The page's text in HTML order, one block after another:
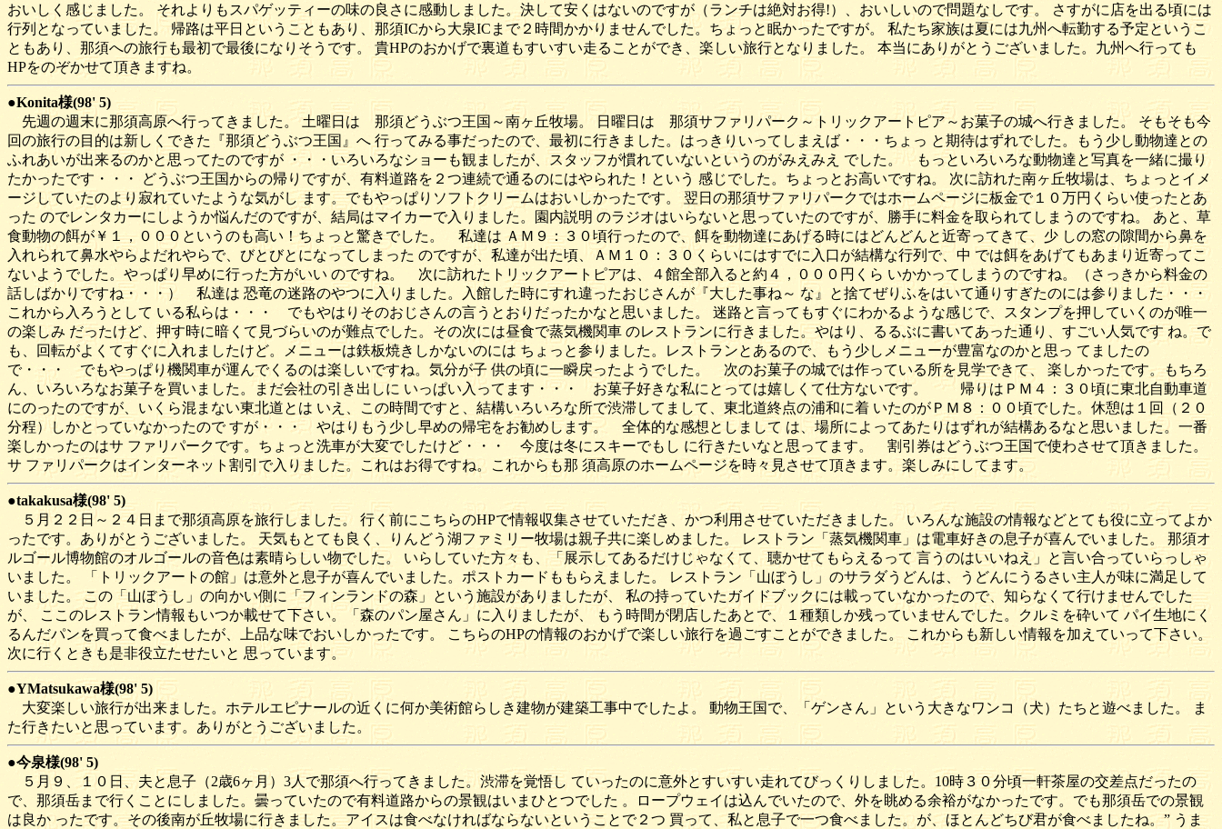
おいしく感じました。 それよりもスパゲッティーの味の良さに感動しました。決して安くはないのですが（ランチは絶対お得!）、おいしいので問題なしです。 さすがに店を出る頃には
行列となっていました。 帰路は平日ということもあり、那須ICから大泉ICまで２時間かかりませんでした。ちょっと眠かったですが。 私たち家族は夏には九州へ転勤する予定というこ
ともあり、那須への旅行も最初で最後になりそうです。 貴HPのおかげで裏道もすいすい走ることができ、楽しい旅行となりました。 本当にありがとうございました。九州へ行っても
HPをのぞかせて頂きますね。
●Konita様(98' 5)
先週の週末に那須高原へ行ってきました。 土曜日は 那須どうぶつ王国～南ヶ丘牧場。 日曜日は 那須サファリパーク～トリックアートピア～お菓子の城へ行きました。 そもそも今
回の旅行の目的は新しくできた『那須どうぶつ王国』へ 行ってみる事だったので、最初に行きました。はっきりいってしまえば・・・ちょっ と期待はずれでした。もう少し動物達との
ふれあいが出来るのかと思ってたのですが ・・・いろいろなショーも観ましたが、スタッフが慣れていないというのがみえみえ でした。 もっといろいろな動物達と写真を一緒に撮り
たかったです・・・ どうぶつ王国からの帰りですが、有料道路を２つ連続で通るのにはやられた！という 感じでした。ちょっとお高いですね。 次に訪れた南ヶ丘牧場は、ちょっとイメ
ージしていたのより寂れていたような気がし ます。でもやっぱりソフトクリームはおいしかったです。 翌日の那須サファリパークではホームページに板金で１０万円くらい使ったとあ
った のでレンタカーにしようか悩んだのですが、結局はマイカーで入りました。園内説明 のラジオはいらないと思っていたのですが、勝手に料金を取られてしまうのですね。 あと、草
食動物の餌が￥１，０００というのも高い！ちょっと驚きでした。 私達は ＡＭ９：３０頃行ったので、餌を動物達にあげる時にはどんどんと近寄ってきて、少 しの窓の隙間から鼻を
入れられて鼻水やらよだれやらで、びとびとになってしまった のですが、私達が出た頃、ＡＭ１０：３０くらいにはすでに入口が結構な行列で、中 では餌をあげてもあまり近寄ってこ
ないようでした。やっぱり早めに行った方がいい のですね。 次に訪れたトリックアートピアは、４館全部入ると約４，０００円くら いかかってしまうのですね。（さっきから料金の
話しばかりですね・・・） 私達は 恐竜の迷路のやつに入りました。入館した時にすれ違ったおじさんが『大した事ね～ な』と捨てぜりふをはいて通りすぎたのには参りました・・・
これから入ろうとして いる私らは・・・ でもやはりそのおじさんの言うとおりだったかなと思いました。 迷路と言ってもすぐにわかるような感じで、スタンプを押していくのが唯一
の楽しみ だったけど、押す時に暗くて見づらいのが難点でした。その次には昼食で蒸気機関車 のレストランに行きました。やはり、るるぶに書いてあった通り、すごい人気です ね。で
も、回転がよくてすぐに入れましたけど。メニューは鉄板焼きしかないのには ちょっと参りました。レストランとあるので、もう少しメニューが豊富なのかと思っ てましたの
で・・・ でもやっぱり機関車が運んでくるのは楽しいですね。気分が子 供の頃に一瞬戻ったようでした。 次のお菓子の城では作っている所を見学できて、 楽しかったです。もちろ
ん、いろいろなお菓子を買いました。まだ会社の引き出しに いっぱい入ってます・・・ お菓子好きな私にとっては嬉しくて仕方ないです。 帰りはＰＭ４：３０頃に東北自動車道
にのったのですが、いくら混まない東北道とは いえ、この時間ですと、結構いろいろな所で渋滞してまして、東北道終点の浦和に着 いたのがＰＭ８：００頃でした。休憩は１回（２０
分程）しかとっていなかったので すが・・・ やはりもう少し早めの帰宅をお勧めします。 全体的な感想としまして は、場所によってあたりはずれが結構あるなと思いました。一番
楽しかったのはサ ファリパークです。ちょっと洗車が大変でしたけど・・・ 今度は冬にスキーでもし に行きたいなと思ってます。 割引券はどうぶつ王国で使わさせて頂きました。
サ ファリパークはインターネット割引で入りました。これはお得ですね。これからも那 須高原のホームページを時々見させて頂きます。楽しみにしてます。
●takakusa様(98' 5)
５月２２日～２４日まで那須高原を旅行しました。 行く前にこちらのHPで情報収集させていただき、かつ利用させていただきました。 いろんな施設の情報などとても役に立ってよか
ったです。ありがとうございました。 天気もとても良く、りんどう湖ファミリー牧場は親子共に楽しめました。 レストラン「蒸気機関車」は電車好きの息子が喜んでいました。 那須オ
ルゴール博物館のオルゴールの音色は素晴らしい物でした。 いらしていた方々も、「展示してあるだけじゃなくて、聴かせてもらえるって 言うのはいいねえ」と言い合っていらっしゃ
いました。 「トリックアートの館」は意外と息子が喜んでいました。ポストカードももらえました。 レストラン「山ぼうし」のサラダうどんは、うどんにうるさい主人が味に満足して
いました。 この「山ぼうし」の向かい側に「フィンランドの森」という施設がありましたが、 私の持っていたガイドブックには載っていなかったので、知らなくて行けませんでした
が、 ここのレストラン情報もいつか載せて下さい。「森のパン屋さん」に入りましたが、 もう時間が閉店したあとで、１種類しか残っていませんでした。クルミを砕いて パイ生地にく
るんだパンを買って食べましたが、上品な味でおいしかったです。 こちらのHPの情報のおかげで楽しい旅行を過ごすことができました。 これからも新しい情報を加えていって下さい。
次に行くときも是非役立たせたいと 思っています。
●YMatsukawa様(98' 5)
大変楽しい旅行が出来ました。ホテルエピナールの近くに何か美術館らしき建物が建築工事中でしたよ。 動物王国で、「ゲンさん」という大きなワンコ（犬）たちと遊べました。 ま
た行きたいと思っています。ありがとうございました。
●今泉様(98' 5)
５月９、１０日、夫と息子（2歳6ヶ月）3人で那須へ行ってきました。渋滞を覚悟し ていったのに意外とすいすい走れてびっくりしました。10時３０分頃一軒茶屋の交差点だったの
で、那須岳まで行くことにしました。曇っていたので有料道路からの景観はいまひとつでした 。ロープウェイは込んでいたので、外を眺める余裕がなかったです。でも那須岳での景観
は良か ったです。その後南が丘牧場に行きました。アイスは食べなければならないということで２つ 買って、私と息子で一つ食べました。が、ほとんどちび君が食べましたね。” うま